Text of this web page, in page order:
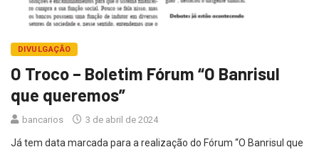
DIVULGAÇÃO
O Troco – Boletim Fórum “O Banrisul
que queremos”
bancarios 3 de abril de 2024
Já tem data marcada para a realização do Fórum “O Banrisul que